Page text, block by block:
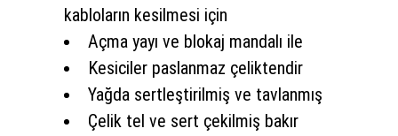
kabloların kesilmesi için
Açma yayı ve blokaj mandalı ile
Kesiciler paslanmaz çeliktendir
Yağda sertleştirilmiş ve tavlanmış
Çelik tel ve sert çekilmiş bakır